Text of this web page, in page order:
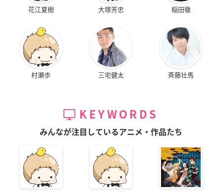
花江夏樹 大塚芳忠 稲田徹
村瀬歩 三宅健太 斉藤壮馬
KEYWORDS
みんなが注目しているアニメ・作品たち